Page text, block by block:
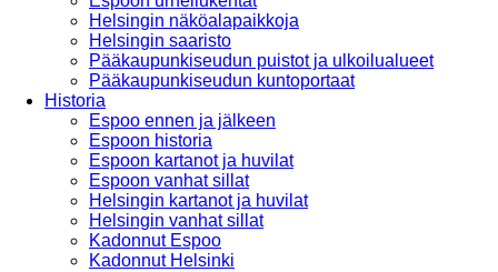
Helsingin näköalapaikkoja
Helsingin saaristo
Pääkaupunkiseudun puistot ja ulkoilualueet
Pääkaupunkiseudun kuntoportaat
Historia
Espoo ennen ja jälkeen
Espoon historia
Espoon kartanot ja huvilat
Espoon vanhat sillat
Helsingin kartanot ja huvilat
Helsingin vanhat sillat
Kadonnut Espoo
Kadonnut Helsinki